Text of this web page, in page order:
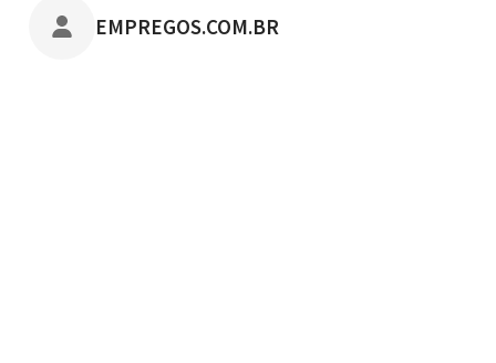
POSTADO POR
EMPREGOS.COM.BR